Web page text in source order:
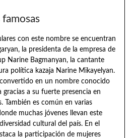
famosas
con este nombre se encuentran
la presidenta de la empresa de
Narine Bagmanyan, la cantante
política kazaja Narine Mikayelyan.
en un nombre conocido
a su fuerte presencia en
También es común en varias
muchas jóvenes llevan este
cultural del país. En el
la participación de mujeres